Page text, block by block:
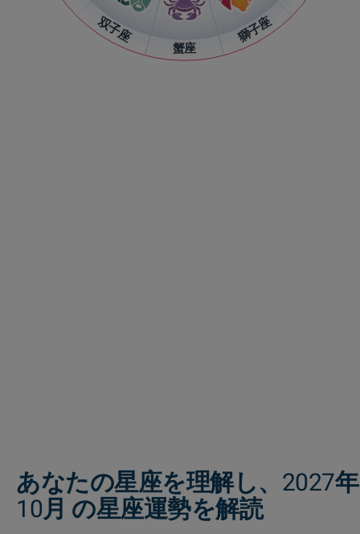
あなたの星座を理解し、2027年
10月 の星座運勢を解読
双子座
蟹座
獅子座